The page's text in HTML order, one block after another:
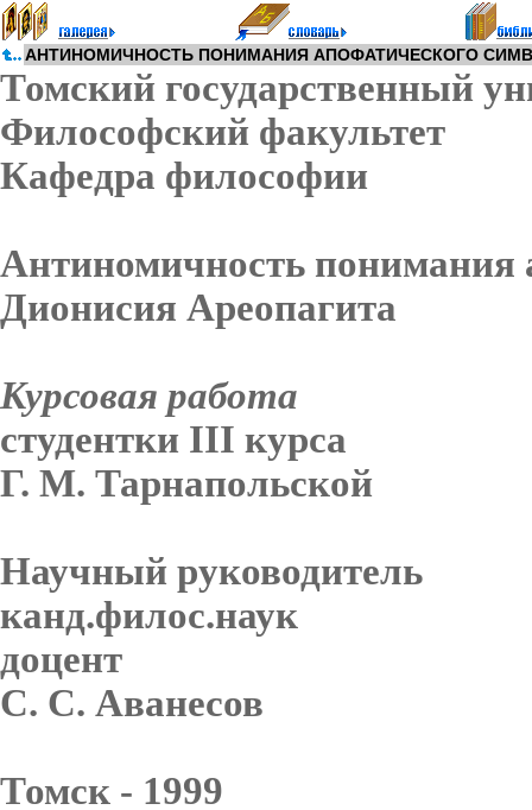
АНТИНОМИЧНОСТЬ ПОНИМАНИЯ АПОФАТИЧЕСКОГО
Томский государственный
Философский факультет
Кафедра философии
Антиномичность понимания
Дионисия Ареопагита
Курсовая работа
студентки III курса
Г. М. Тарнапольской
Научный руководитель
канд.филос.наук
доцент
С. С. Аванесов
Томск - 1999